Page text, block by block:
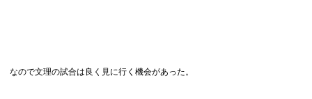
なので文理の試合は良く見に行く機会があった。